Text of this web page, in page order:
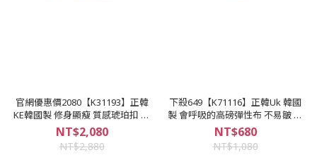
官網優惠價2080【K31193】正韓
KE韓國製 修身顯瘦 質感琥珀扣 彈
性萊卡西裝布 窄版雅痞 側口袋 素
面成套西裝
NT$2,080
NT$2,880
下殺649【K71116】正韓Uk 韓國
製 會呼吸的高磅彈性布 不易皺 10
色高磅寬鬆 短袖短褲運動休閒套
裝
NT$680
NT$1,080